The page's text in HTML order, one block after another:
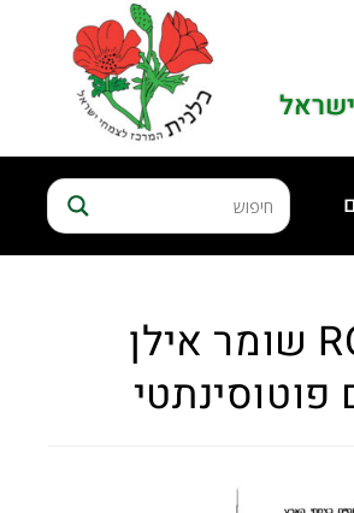
ROTEM 6 שומר אילן
פוטוסינתטי